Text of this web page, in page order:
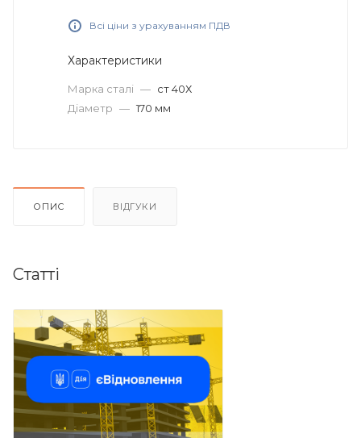
Всі ціни з урахуванням ПДВ
Характеристики
Марка сталі — ст 40Х
Діаметр — 170 мм
ОПИС ВІДГУКИ
Статті